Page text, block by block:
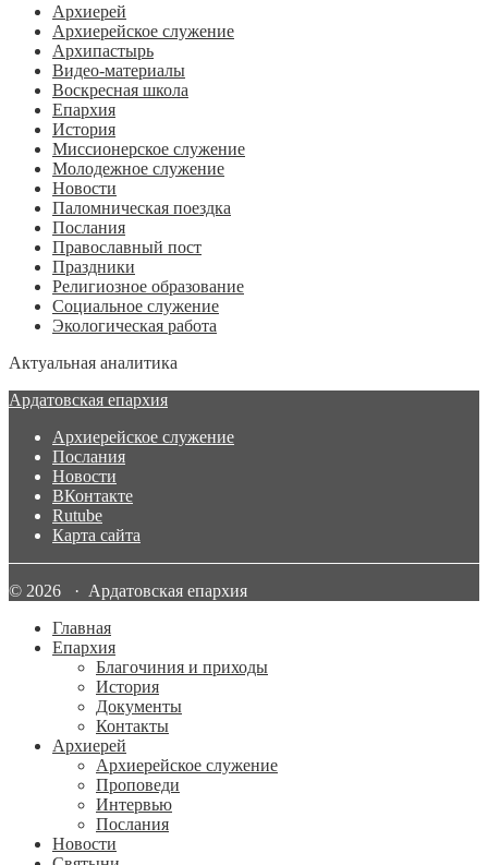
Архиерей
Архиерейское служение
Архипастырь
Видео-материалы
Воскресная школа
Епархия
История
Миссионерское служение
Молодежное служение
Новости
Паломническая поездка
Послания
Православный пост
Праздники
Религиозное образование
Социальное служение
Экологическая работа
Актуальная аналитика
Ардатовская епархия
Архиерейское служение
Послания
Новости
ВКонтакте
Rutube
Карта сайта
© 2026 · Ардатовская епархия
Главная
Епархия
Благочиния и приходы
История
Документы
Контакты
Архиерей
Архиерейское служение
Проповеди
Интервью
Послания
Новости